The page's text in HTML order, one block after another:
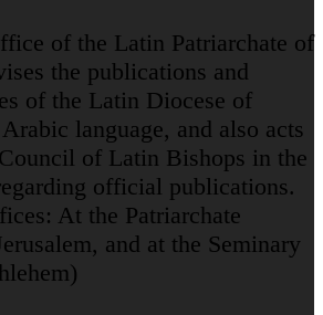
of the Latin Patriarchate of
the publications and
of the Latin Diocese of
language, and also acts
of Latin Bishops in the
official publications.
At the Patriarchate
and at the Seminary